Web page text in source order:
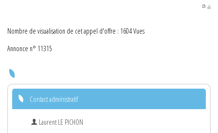
PDF
Nombre de visualisation de cet appel d'offre : 1604 Vues
Annonce n° 11315
Contact administratif
Laurent LE PICHON